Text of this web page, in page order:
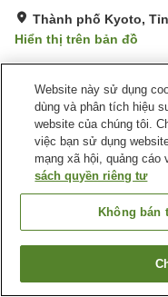
Thành phố Kyoto,
Hiển thị trên bản đồ
Tiện nghi chỗ nghỉ
Wi-Fi
Suối nước nóng trong
Trang chủ Nhật Bản
Arashiyama Onsen
Website này sử dụng
dùng và phân tích hiệu
website của chúng tôi.
việc bạn sử dụng
mạng xã hội, quảng cáo
sách quyền riêng tư
Không bán